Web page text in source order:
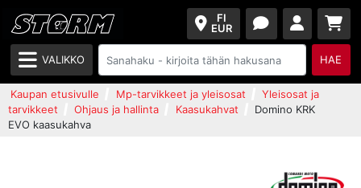
FI
EUR
VALIKKO HAE
Kaupan etusivulle Mp-tarvikkeet ja yleisosat
Yleisosat ja
tarvikkeet
Ohjaus ja hallinta Kaasukahvat
Domino KRK
EVO kaasukahva